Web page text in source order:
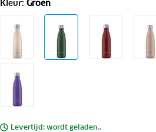
Kleur: Groen
Levertijd: wordt geladen..